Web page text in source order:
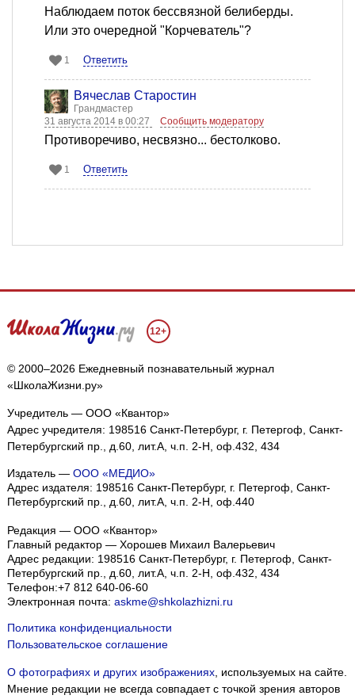
Наблюдаем поток бессвязной белиберды.
Или это очередной "Корчеватель"?
1 Ответить
Вячеслав Старостин
Грандмастер
31 августа 2014 в 00:27
Сообщить модератору
Противоречиво, несвязно... бестолково.
1 Ответить
12+
© 2000–2026 Ежедневный познавательный журнал
«ШколаЖизни.ру»
Учредитель — ООО «Квантор»
Адрес учредителя: 198516 Санкт-Петербург, г. Петергоф, Санкт-
Петербургский пр., д.60, лит.А, ч.п. 2-Н, оф.432, 434
Издатель — ООО «МЕДИО»
Адрес издателя: 198516 Санкт-Петербург, г. Петергоф, Санкт-
Петербургский пр., д.60, лит.А, ч.п. 2-Н, оф.440
Редакция — ООО «Квантор»
Главный редактор — Хорошев Михаил Валерьевич
Адрес редакции: 198516 Санкт-Петербург, г. Петергоф Санкт-
Петербургский пр., д.60, лит.А, ч.п. 2-Н, оф.432, 434
Телефон:+7 812 640-06-60
Электронная почта: askme@shkolazhizni.ru
Политика конфиденциальности
Пользовательское соглашение
О фотографиях и других изображениях, используемых на сайте.
Мнение редакции не всегда совпадает с точкой зрения авторов